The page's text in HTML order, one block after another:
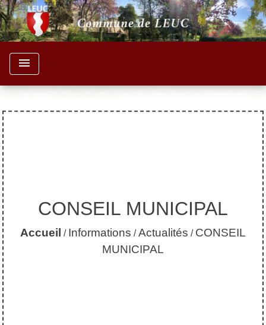
menu
CONSEIL MUNICIPAL
Accueil / Informations /Actualités / CONSEIL
MUNICIPAL